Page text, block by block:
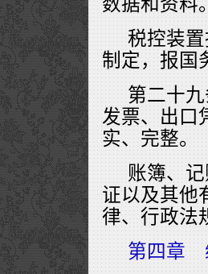
税控装
制定，报国
第二十
发票、出口
实、完整。
账簿、
证以及其他
律、行政法
第四章